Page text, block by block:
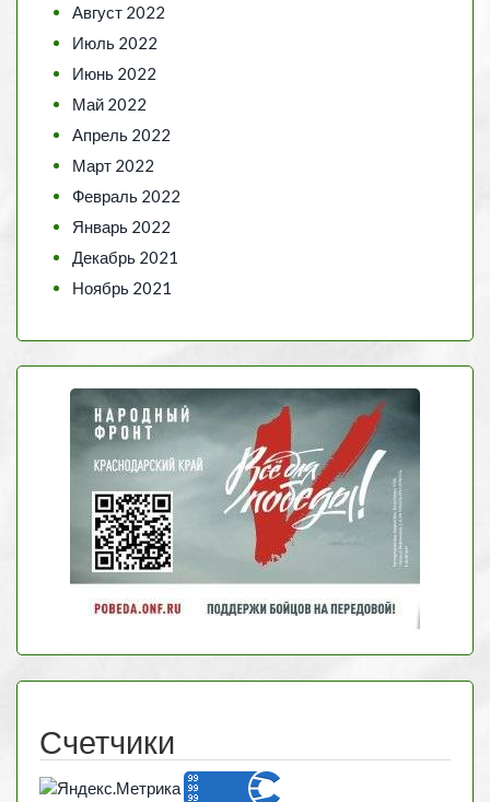
Август 2022
Июль 2022
Июнь 2022
Май 2022
Апрель 2022
Март 2022
Февраль 2022
Январь 2022
Декабрь 2021
Ноябрь 2021
Счетчики